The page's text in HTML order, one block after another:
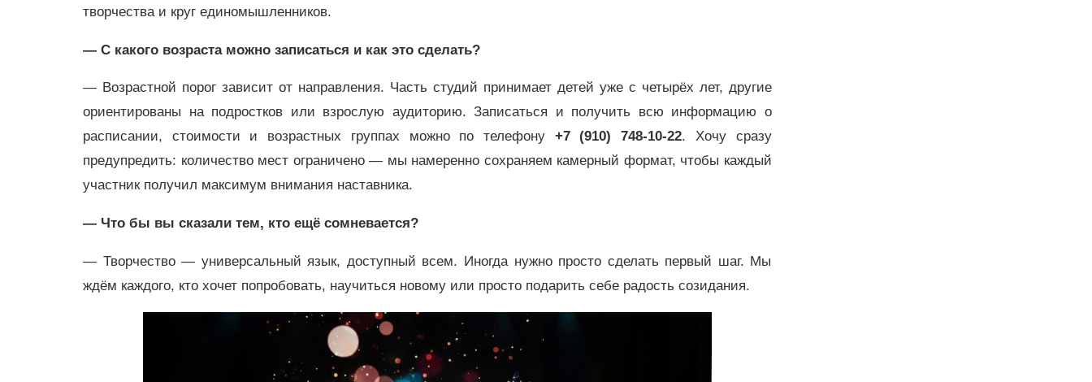
творчества и круг единомышленников.
— С какого возраста можно записаться и как это сделать?
— Возрастной порог зависит от направления. Часть студий принимает детей уже с четырёх лет, другие
ориентированы на подростков или взрослую аудиторию. Записаться и получить всю информацию о
расписании, стоимости и возрастных группах можно по телефону +7 (910) 748-10-22. Хочу сразу
предупредить: количество мест ограничено — мы намеренно сохраняем камерный формат, чтобы каждый
участник получил максимум внимания наставника.
— Что бы вы сказали тем, кто ещё сомневается?
— Творчество — универсальный язык, доступный всем. Иногда нужно просто сделать первый шаг. Мы
ждём каждого, кто хочет попробовать, научиться новому или просто подарить себе радость созидания.